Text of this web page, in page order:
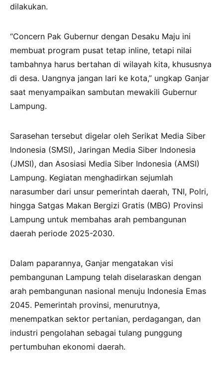
dilakukan.
“Concern Pak Gubernur dengan Desaku Maju ini
membuat program pusat tetap inline, tetapi nilai
tambahnya harus bertahan di wilayah kita, khususnya
di desa. Uangnya jangan lari ke kota,” ungkap Ganjar
saat menyampaikan sambutan mewakili Gubernur
Lampung.
Sarasehan tersebut digelar oleh Serikat Media Siber
Indonesia (SMSI), Jaringan Media Siber Indonesia
(JMSI), dan Asosiasi Media Siber Indonesia (AMSI)
Lampung. Kegiatan menghadirkan sejumlah
narasumber dari unsur pemerintah daerah, TNI, Polri,
hingga Satgas Makan Bergizi Gratis (MBG) Provinsi
Lampung untuk membahas arah pembangunan
daerah periode 2025-2030.
Dalam paparannya, Ganjar mengatakan visi
pembangunan Lampung telah diselaraskan dengan
arah pembangunan nasional menuju Indonesia Emas
2045. Pemerintah provinsi, menurutnya,
menempatkan sektor pertanian, perdagangan, dan
industri pengolahan sebagai tulang punggung
pertumbuhan ekonomi daerah.